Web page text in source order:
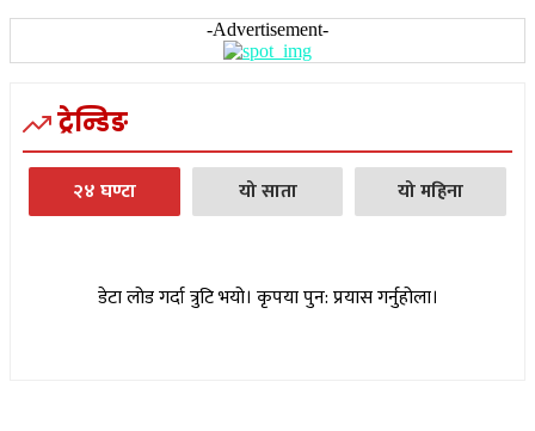
-Advertisement-
ट्रेन्डिङ
२४ घण्टा यो साता यो महिना
डेटा लोड गर्दा त्रुटि भयो। कृपया पुन: प्रयास गर्नुहोला।